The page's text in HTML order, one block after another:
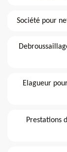
Société pour
Elagueur
Prestations